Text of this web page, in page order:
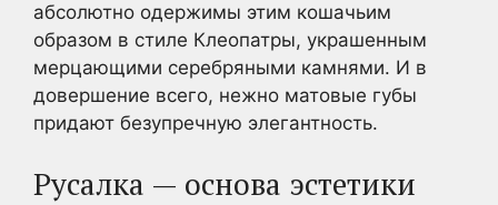
абсолютно одержимы этим кошачьим
образом в стиле Клеопатры, украшенным
мерцающими серебряными камнями. И в
довершение всего, нежно матовые губы
придают безупречную элегантность.
Русалка — основа эстетики